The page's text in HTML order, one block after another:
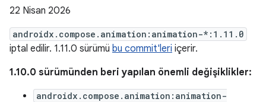
22 Nisan 2026
androidx.compose.animation:animation-*:1.11.0
iptal edilir. 1.11.0 sürümü bu commit'leri içerir.
1.10.0 sürümünden beri yapılan önemli değişiklikler:
androidx.compose.animation:animation-